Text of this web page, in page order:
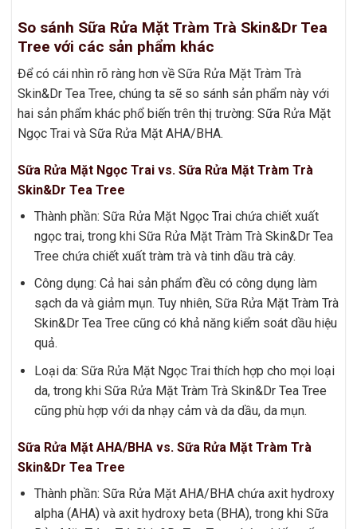
So sánh Sữa Rửa Mặt Tràm Trà Skin&Dr Tea
Tree với các sản phẩm khác
Để có cái nhìn rõ ràng hơn về Sữa Rửa Mặt Tràm Trà
Skin&Dr Tea Tree, chúng ta sẽ so sánh sản phẩm này với
hai sản phẩm khác phổ biến trên thị trường: Sữa Rửa Mặt
Ngọc Trai và Sữa Rửa Mặt AHA/BHA.
Sữa Rửa Mặt Ngọc Trai vs. Sữa Rửa Mặt Tràm Trà
Skin&Dr Tea Tree
Thành phần: Sữa Rửa Mặt Ngọc Trai chứa chiết xuất
ngọc trai, trong khi Sữa Rửa Mặt Tràm Trà Skin&Dr Tea
Tree chứa chiết xuất tràm trà và tinh dầu trà cây.
Công dụng: Cả hai sản phẩm đều có công dụng làm
sạch da và giảm mụn. Tuy nhiên, Sữa Rửa Mặt Tràm Trà
Skin&Dr Tea Tree cũng có khả năng kiểm soát dầu hiệu
quả.
Loại da: Sữa Rửa Mặt Ngọc Trai thích hợp cho mọi loại
da, trong khi Sữa Rửa Mặt Tràm Trà Skin&Dr Tea Tree
cũng phù hợp với da nhạy cảm và da dầu, da mụn.
Sữa Rửa Mặt AHA/BHA vs. Sữa Rửa Mặt Tràm Trà
Skin&Dr Tea Tree
Thành phần: Sữa Rửa Mặt AHA/BHA chứa axit hydroxy
alpha (AHA) và axit hydroxy beta (BHA), trong khi Sữa